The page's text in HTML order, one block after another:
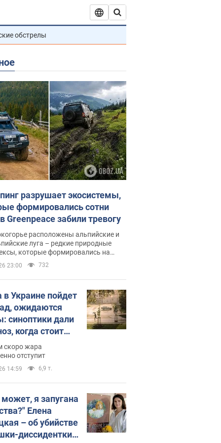
обстрелы
разрушает экосистемы,
формировались сотни
Greenpeace забили тревогу
расположены альпийские и
луга – редкие природные
которые формировались на
сотен лет
23:00 732
Украине пойдет
ожидаются
синоптики дали
когда стоит
изменения
скоро жара
отступит
14:59 6,9 т.
я запугана
Елена
– об убийстве
диссидентки